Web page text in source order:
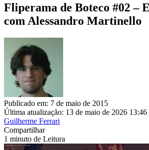
Fliperama de Boteco #02 –
com Alessandro Martinello
Publicado em: 7 de maio de 2015
Última atualização: 13 de maio de 2026 13:46
Guilherme Ferrari
Compartilhar
1 minuto de Leitura